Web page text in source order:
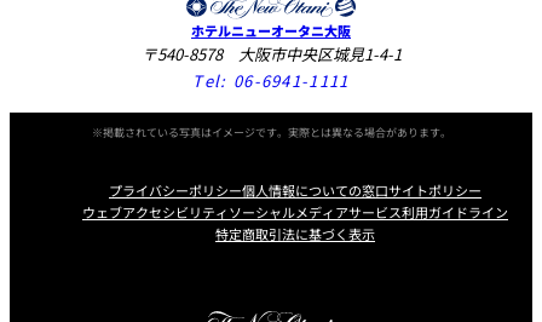
ホテルニューオータニ大阪
〒540-8578 大阪市中央区城見1-4-1
Tel: 06-6941-1111
※掲載されている写真はイメージです。実際とは異なる場合があります。
プライバシーポリシー個人情報についての窓口サイトポリシー
ウェブアクセシビリティソーシャルメディアサービス利用ガイドライン
特定商取引法に基づく表示